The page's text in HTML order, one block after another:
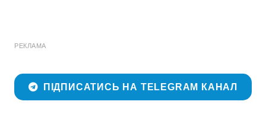
РЕКЛАМА
ПІДПИСАТИСЬ НА TELEGRAM КАНАЛ